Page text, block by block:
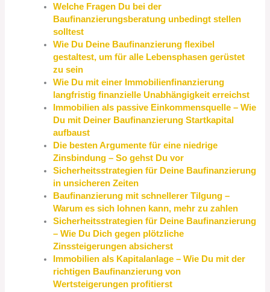
Welche Fragen Du bei der
Baufinanzierungsberatung unbedingt stellen
solltest
Wie Du Deine Baufinanzierung flexibel
gestaltest, um für alle Lebensphasen gerüstet
zu sein
Wie Du mit einer Immobilienfinanzierung
langfristig finanzielle Unabhängigkeit erreichst
Immobilien als passive Einkommensquelle – Wie
Du mit Deiner Baufinanzierung Startkapital
aufbaust
Die besten Argumente für eine niedrige
Zinsbindung – So gehst Du vor
Sicherheitsstrategien für Deine Baufinanzierung
in unsicheren Zeiten
Baufinanzierung mit schnellerer Tilgung –
Warum es sich lohnen kann, mehr zu zahlen
Sicherheitsstrategien für Deine Baufinanzierung
– Wie Du Dich gegen plötzliche
Zinssteigerungen absicherst
Immobilien als Kapitalanlage – Wie Du mit der
richtigen Baufinanzierung von
Wertsteigerungen profitierst